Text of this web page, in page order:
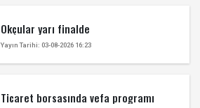
Okçular yarı finalde
Yayın Tarihi: 03-08-2026 16:23
Ticaret borsasında vefa programı